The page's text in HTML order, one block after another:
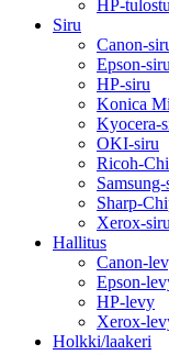
HP-
Siru
Canon-
Epson-siru
HP-siru
Konica
Kyocera-
OKI-siru
Ricoh-
Sharp-
Xerox-siru
Hallitus
Canon-
Epson-
HP-levy
Xerox-
Holkki/laakeri